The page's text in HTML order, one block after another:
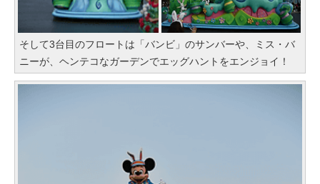
そして3台目のフロートは「バンビ」のサンバーや、ミス・バ
ニーが、ヘンテコなガーデンでエッグハントをエンジョイ！